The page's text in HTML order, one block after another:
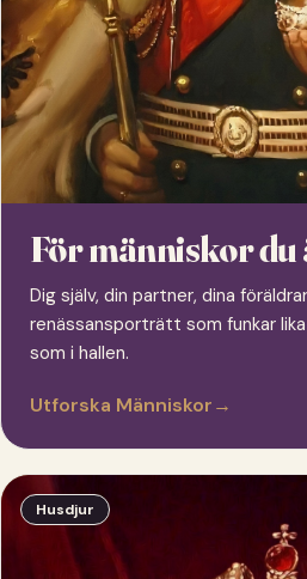
För människor
Dig själv, din partner, dina
renässansporträtt som funkar
som i hallen.
Utforska Människor→
Husdjur